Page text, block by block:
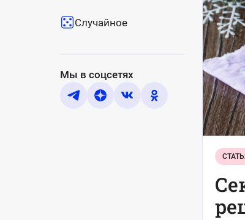
Случайное
Мы в соцсетях